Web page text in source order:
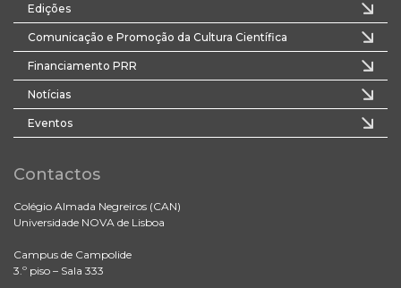
Edições
Comunicação e Promoção da Cultura Científica
Financiamento PRR
Notícias
Eventos
Contactos
Colégio Almada Negreiros (CAN)
Universidade NOVA de Lisboa
Campus de Campolide
3.º piso – Sala 333